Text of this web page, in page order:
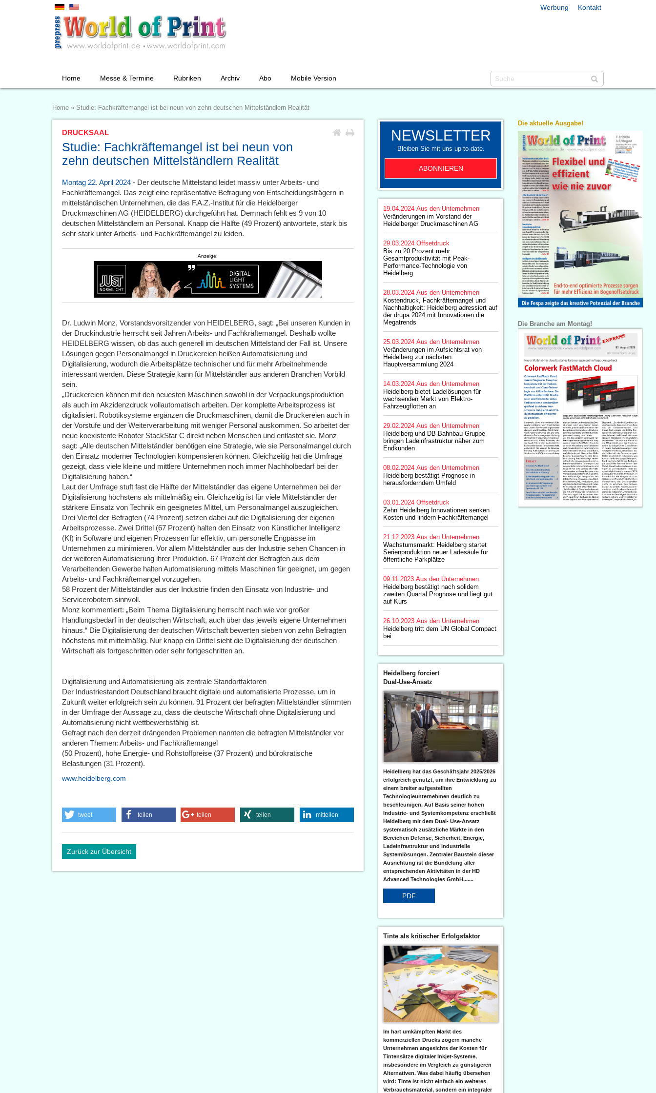
Werbung Kontakt
Home Messe & Termine Rubriken Archiv Abo Mobile Version
Home » Studie: Fachkräftemangel ist bei neun von zehn deutschen Mittelständlern Realität
DRUCKSAAL
Studie: Fachkräftemangel ist bei neun von
zehn deutschen Mittelständlern Realität
Montag 22. April 2024 - Der deutsche Mittelstand leidet massiv unter Arbeits- und
Fachkräftemangel. Das zeigt eine repräsentative Befragung von Entscheidungsträgern in
mittelständischen Unternehmen, die das F.A.Z.-Institut für die Heidelberger
Druckmaschinen AG (HEIDELBERG) durchgeführt hat. Demnach fehlt es 9 von 10
deutschen Mittelständlern an Personal. Knapp die Hälfte (49 Prozent) antwortete, stark bis
sehr stark unter Arbeits- und Fachkräftemangel zu leiden.
Anzeige:
Dr. Ludwin Monz, Vorstandsvorsitzender von HEIDELBERG, sagt: „Bei unseren Kunden in
der Druckindustrie herrscht seit Jahren Arbeits- und Fachkräftemangel. Deshalb wollte
HEIDELBERG wissen, ob das auch generell im deutschen Mittelstand der Fall ist. Unsere
Lösungen gegen Personalmangel in Druckereien heißen Automatisierung und
Digitalisierung, wodurch die Arbeitsplätze technischer und für mehr Arbeitnehmende
interessant werden. Diese Strategie kann für Mittelständler aus anderen Branchen Vorbild
sein.
„Druckereien können mit den neuesten Maschinen sowohl in der Verpackungsproduktion
als auch im Akzidenzdruck vollautomatisch arbeiten. Der komplette Arbeitsprozess ist
digitalisiert. Robotiksysteme ergänzen die Druckmaschinen, damit die Druckereien auch in
der Vorstufe und der Weiterverarbeitung mit weniger Personal auskommen. So arbeitet der
neue koexistente Roboter StackStar C direkt neben Menschen und entlastet sie. Monz
sagt: „Alle deutschen Mittelständler benötigen eine Strategie, wie sie Personalmangel durch
den Einsatz moderner Technologien kompensieren können. Gleichzeitig hat die Umfrage
gezeigt, dass viele kleine und mittlere Unternehmen noch immer Nachholbedarf bei der
Digitalisierung haben.“
Laut der Umfrage stuft fast die Hälfte der Mittelständler das eigene Unternehmen bei der
Digitalisierung höchstens als mittelmäßig ein. Gleichzeitig ist für viele Mittelständler der
stärkere Einsatz von Technik ein geeignetes Mittel, um Personalmangel auszugleichen.
Drei Viertel der Befragten (74 Prozent) setzen dabei auf die Digitalisierung der eigenen
Arbeitsprozesse. Zwei Drittel (67 Prozent) halten den Einsatz von Künstlicher Intelligenz
(KI) in Software und eigenen Prozessen für effektiv, um personelle Engpässe im
Unternehmen zu minimieren. Vor allem Mittelständler aus der Industrie sehen Chancen in
der weiteren Automatisierung ihrer Produktion. 67 Prozent der Befragten aus dem
Verarbeitenden Gewerbe halten Automatisierung mittels Maschinen für geeignet, um gegen
Arbeits- und Fachkräftemangel vorzugehen.
58 Prozent der Mittelständler aus der Industrie finden den Einsatz von Industrie- und
Servicerobotern sinnvoll.
Monz kommentiert: „Beim Thema Digitalisierung herrscht nach wie vor großer
Handlungsbedarf in der deutschen Wirtschaft, auch über das jeweils eigene Unternehmen
hinaus.“ Die Digitalisierung der deutschen Wirtschaft bewerten sieben von zehn Befragten
höchstens mit mittelmäßig. Nur knapp ein Drittel sieht die Digitalisierung der deutschen
Wirtschaft als fortgeschritten oder sehr fortgeschritten an.
Digitalisierung und Automatisierung als zentrale Standortfaktoren
Der Industriestandort Deutschland braucht digitale und automatisierte Prozesse, um in
Zukunft weiter erfolgreich sein zu können. 91 Prozent der befragten Mittelständler stimmten
in der Umfrage der Aussage zu, dass die deutsche Wirtschaft ohne Digitalisierung und
Automatisierung nicht wettbewerbsfähig ist.
Gefragt nach den derzeit drängenden Problemen nannten die befragten Mittelständler vor
anderen Themen: Arbeits- und Fachkräftemangel
(50 Prozent), hohe Energie- und Rohstoffpreise (37 Prozent) und bürokratische
Belastungen (31 Prozent).
www.heidelberg.com
tweet teilen teilen teilen mitteilen
Zurück zur Übersicht
NEWSLETTER
Bleiben Sie mit uns up-to-date.
ABONNIEREN
19.04.2024 Aus den Unternehmen
Veränderungen im Vorstand der
Heidelberger Druckmaschinen AG
29.03.2024 Offsetdruck
Bis zu 20 Prozent mehr
Gesamtproduktivität mit Peak-
Performance-Technologie von
Heidelberg
28.03.2024 Aus den Unternehmen
Kostendruck, Fachkräftemangel und
Nachhaltigkeit: Heidelberg adressiert auf
der drupa 2024 mit Innovationen die
Megatrends
25.03.2024 Aus den Unternehmen
Veränderungen im Aufsichtsrat von
Heidelberg zur nächsten
Hauptversammlung 2024
14.03.2024 Aus den Unternehmen
Heidelberg bietet Ladelösungen für
wachsenden Markt von Elektro-
Fahrzeugflotten an
29.02.2024 Aus den Unternehmen
Heidelberg und DB Bahnbau Gruppe
bringen Ladeinfrastruktur näher zum
Endkunden
08.02.2024 Aus den Unternehmen
Heidelberg bestätigt Prognose in
herausforderndem Umfeld
03.01.2024 Offsetdruck
Zehn Heidelberg Innovationen senken
Kosten und lindern Fachkräftemangel
21.12.2023 Aus den Unternehmen
Wachstumsmarkt: Heidelberg startet
Serienproduktion neuer Ladesäule für
öffentliche Parkplätze
09.11.2023 Aus den Unternehmen
Heidelberg bestätigt nach solidem
zweiten Quartal Prognose und liegt gut
auf Kurs
26.10.2023 Aus den Unternehmen
Heidelberg tritt dem UN Global Compact
bei
Heidelberg forciert
Dual-Use-Ansatz
Heidelberg hat das Geschäftsjahr 2025/2026
erfolgreich genutzt, um ihre Entwicklung zu
einem breiter aufgestellten
Technologieunternehmen deutlich zu
beschleunigen. Auf Basis seiner hohen
Industrie- und Systemkompetenz erschließt
Heidelberg mit dem Dual- Use-Ansatz
systematisch zusätzliche Märkte in den
Bereichen Defense, Sicherheit, Energie,
Ladeinfrastruktur und industrielle
Systemlösungen. Zentraler Baustein dieser
Ausrichtung ist die Bündelung aller
entsprechenden Aktivitäten in der HD
Advanced Technologies GmbH.......
PDF
Tinte als kritischer Erfolgsfaktor
Im hart umkämpften Markt des
kommerziellen Drucks zögern manche
Unternehmen angesichts der Kosten für
Tintensätze digitaler Inkjet-Systeme,
insbesondere im Vergleich zu günstigeren
Alternativen. Was dabei häufig übersehen
wird: Tinte ist nicht einfach ein weiteres
Verbrauchsmaterial, sondern ein integraler
Die aktuelle Ausgabe!
Die Branche am Montag!